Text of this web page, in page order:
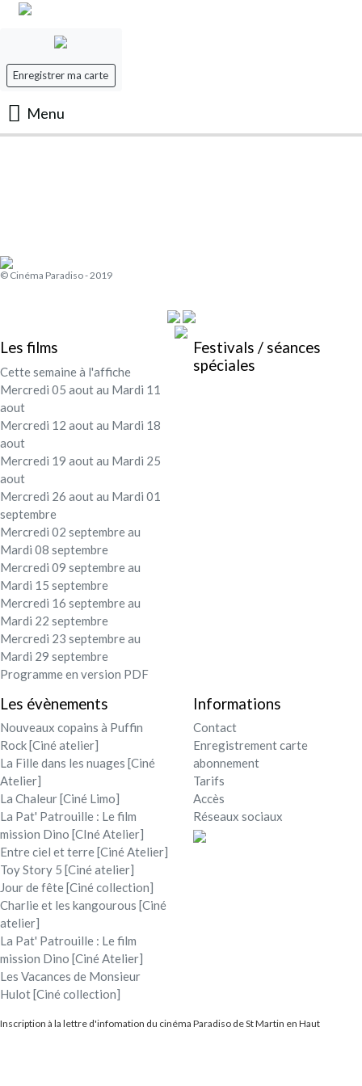
Enregistrer ma carte
Menu
Festival - soirée
Mon compte
© Cinéma Paradiso - 2019
Les films
Cette semaine à l'affiche
Mercredi 05 aout au Mardi 11
aout
Mercredi 12 aout au Mardi 18
aout
Mercredi 19 aout au Mardi 25
aout
Mercredi 26 aout au Mardi 01
septembre
Mercredi 02 septembre au
Mardi 08 septembre
Mercredi 09 septembre au
Mardi 15 septembre
Mercredi 16 septembre au
Mardi 22 septembre
Mercredi 23 septembre au
Mardi 29 septembre
Programme en version PDF
Festivals / séances
spéciales
Les évènements
Nouveaux copains à Puffin
Rock [Ciné atelier]
La Fille dans les nuages [Ciné
Atelier]
La Chaleur [Ciné Limo]
La Pat' Patrouille : Le film
mission Dino [CIné Atelier]
Entre ciel et terre [Ciné Atelier]
Toy Story 5 [Ciné atelier]
Jour de fête [Ciné collection]
Charlie et les kangourous [Ciné
atelier]
La Pat' Patrouille : Le film
mission Dino [Ciné Atelier]
Les Vacances de Monsieur
Hulot [Ciné collection]
Informations
Contact
Enregistrement carte
abonnement
Tarifs
Accès
Réseaux sociaux
Inscription à la lettre d'infomation du cinéma Paradiso de St Martin en Haut